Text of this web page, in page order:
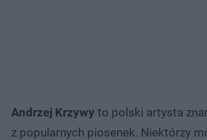
Andrzej Krzywy to polski artysta
z popularnych piosenek. Niektórzy